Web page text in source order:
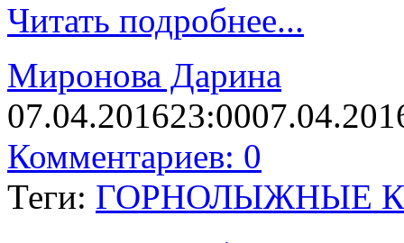
Читать подробнее...
Миронова Дарина
07.04.201623:00
Комментариев: 0
Теги: ГОРНОЛЫЖНЫЕ